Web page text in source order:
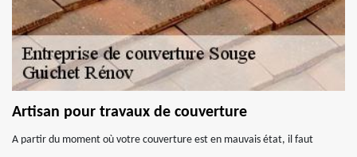
Artisan pour travaux de couverture
A partir du moment où votre couverture est en mauvais état, il faut